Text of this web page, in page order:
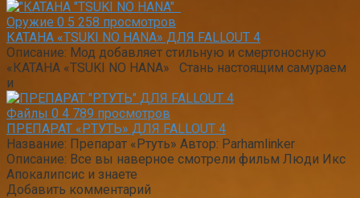
Оружие 0 5 258 просмотров
КАТАНА «TSUKI NO HANA» ДЛЯ FALLOUT 4
Описание: Мод добавляет стильную и смертоносную
«КАТАНА «TSUKI NO HANA» Стань настоящим самураем
и
Файлы 0 4 789 просмотров
ПРЕПАРАТ «РТУТЬ» ДЛЯ FALLOUT 4
Название: Препарат «Ртуть» Автор: Parhamlinker
Описание: Все вы наверное смотрели фильм Люди Икс
Апокалипсис и знаете
Добавить комментарий